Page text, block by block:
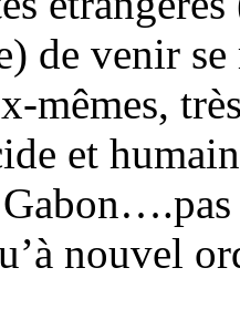
de venir
mêmes,
et
nouvel